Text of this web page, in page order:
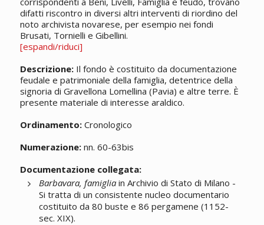
difatti riscontro in diversi altri interventi di riordino del
noto archivista novarese, per esempio nei fondi
Brusati, Tornielli e Gibellini.
[espandi/riduci]
Descrizione:Il fondo è costituito da documentazione
feudale e patrimoniale della famiglia, detentrice della
signoria di Gravellona Lomellina (Pavia) e altre terre. È
presente materiale di interesse araldico.
Ordinamento:Cronologico
Numerazione:nn. 60-63bis
Documentazione collegata:
Barbavara, famigliain Archivio di Stato di Milano -
Si tratta di un consistente nucleo documentario
costituito da 80 buste e 86 pergamene (1152-
sec. XIX).